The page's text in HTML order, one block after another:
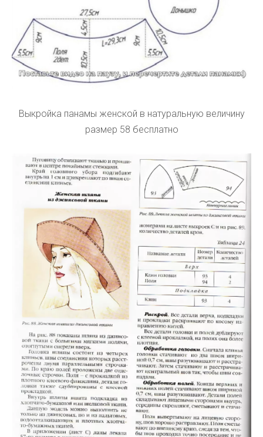
Выкройка панамы женской в натуральную величину
размер 58 бесплатно